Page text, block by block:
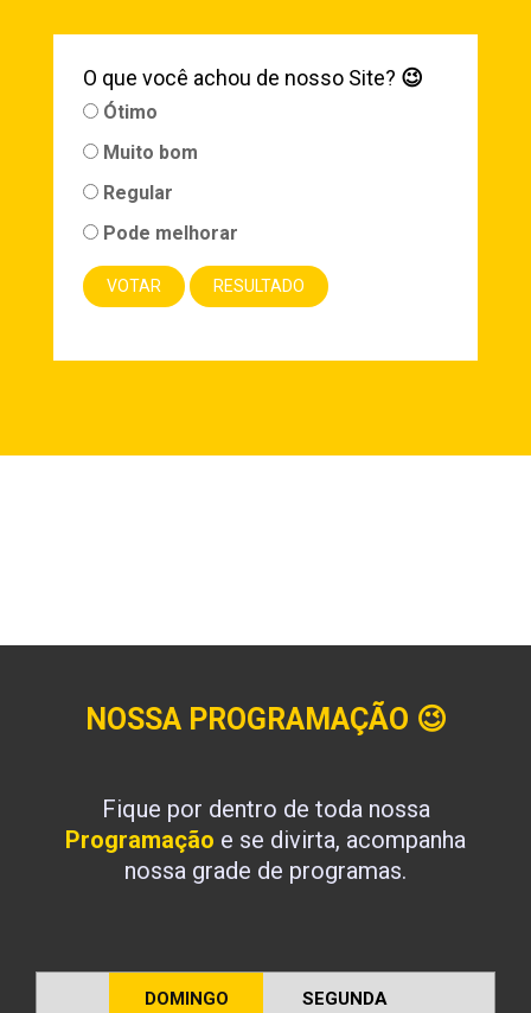
O que você achou de nosso Site? 😉
Ótimo
Muito bom
Regular
Pode melhorar
NOSSA PROGRAMAÇÃO 😉
Fique por dentro de toda nossa
Programação e se divirta, acompanha
nossa grade de programas.
DOMINGO SEGUNDA